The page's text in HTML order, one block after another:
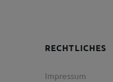
RECHTLICHES
Impressum